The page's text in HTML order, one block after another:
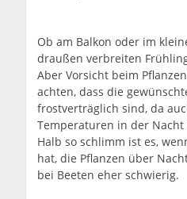
Ob am Balkon oder im
draußen verbreiten
Aber Vorsicht beim
achten, dass die
frostverträglich sind, da
Temperaturen in der
Halb so schlimm ist es,
hat, die Pflanzen über
bei Beeten eher schwierig.